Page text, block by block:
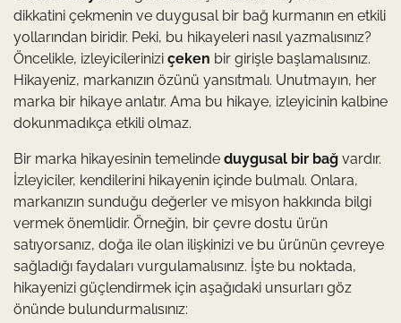
dikkatini çekmenin ve duygusal bir bağ kurmanın en etkili
yollarından biridir. Peki, bu hikayeleri nasıl yazmalısınız?
Öncelikle, izleyicilerinizi çeken bir girişle başlamalısınız.
Hikayeniz, markanızın özünü yansıtmalı. Unutmayın, her
marka bir hikaye anlatır. Ama bu hikaye, izleyicinin kalbine
dokunmadıkça etkili olmaz.
Bir marka hikayesinin temelinde duygusal bir bağ vardır.
İzleyiciler, kendilerini hikayenin içinde bulmalı. Onlara,
markanızın sunduğu değerler ve misyon hakkında bilgi
vermek önemlidir. Örneğin, bir çevre dostu ürün
satıyorsanız, doğa ile olan ilişkinizi ve bu ürünün çevreye
sağladığı faydaları vurgulamalısınız. İşte bu noktada,
hikayenizi güçlendirmek için aşağıdaki unsurları göz
önünde bulundurmalısınız: